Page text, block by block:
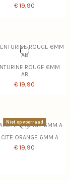
€ 19,90
ROUGE 6MM
AB
€ 19,90
Niet op voorraad
ORANGE 6MM A
€ 19,90